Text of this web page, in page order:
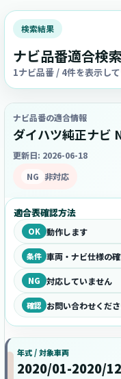
検索結果
ナビ品番適合検
1ナビ品番 / 4件を表示して
ナビ品番の適合情報
ダイハツ純正ナビ
更新日: 2026-06-18
NG 非対応
適合表確認方法
OK 動作します
条件 車両・ナビ仕様の
NG 対応していません
確認 お問い合わせくだ
年式 / 対象車両
2020/01-2020/12